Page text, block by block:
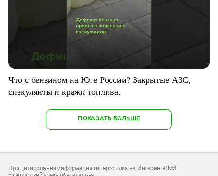
Что с бензином на Юге России? Закрытые АЗС,
спекулянты и кражи топлива.
ПОКАЗАТЬ БОЛЬШЕ
При цитировании информации гиперссылка на Интернет-СМИ